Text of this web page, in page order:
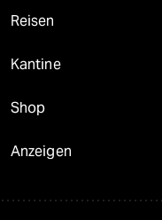
Reisen
Kantine
Shop
Anzeigen